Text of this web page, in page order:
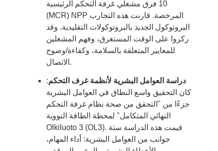
10 فرق مشغلي غرفة التحكم الرئيسية
(MCR) NPP المرخصة. قارنت هذه التجارب
البروتوكول الجديد بالبروتوكولات التقليدية. وقد
ركزوا على الوقت المستغرق، وفهم المشغلين
للمعايير المتعلقة بالسلامة، وكفاءة/وضوح
الاتصال.
دراسة العوامل البشرية لأنظمة غرف التحكم:
كان التحقيق واسع النطاق في العوامل البشرية
جزءًا من "التحقق من صحة نظام غرفة التحكم
النهائي المتكامل" لمحطة الطاقة النووية
Olkiluoto 3 (OL3). قيمت هذه الدراسة ستة
جوانب من العوامل البشرية: أداء المهام،